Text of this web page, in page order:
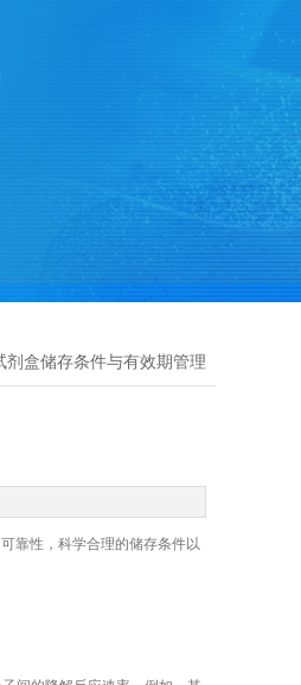
剂盒储存条件与有效期管理
靠性，科学合理的储存条件以